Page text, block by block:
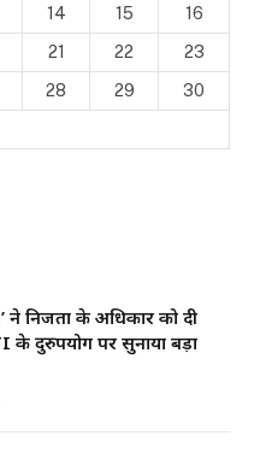
14 15
16
21 22
23
28 29
30
निजता के अधिकार को दी
के दुरुपयोग पर सुनाया बड़ा